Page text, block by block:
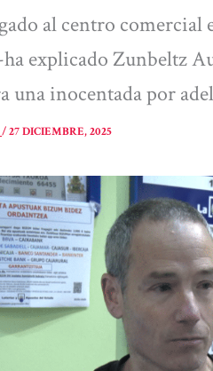
al centro comercial
explicado Zunbeltz
una inocentada por
/27 DICIEMBRE, 2025